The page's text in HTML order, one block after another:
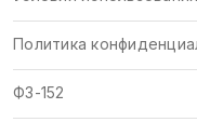
Политика
ФЗ-152